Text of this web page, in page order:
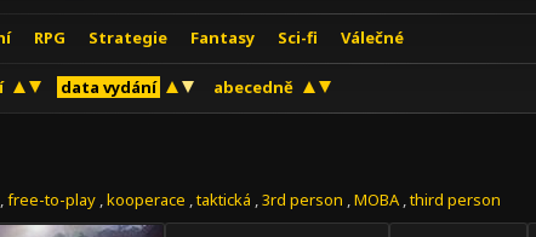
RPG Strategie Fantasy Sci-fi Válečné
data vydání abecedně
,free-to-play ,kooperace ,taktická ,3rd person ,MOBA,third person